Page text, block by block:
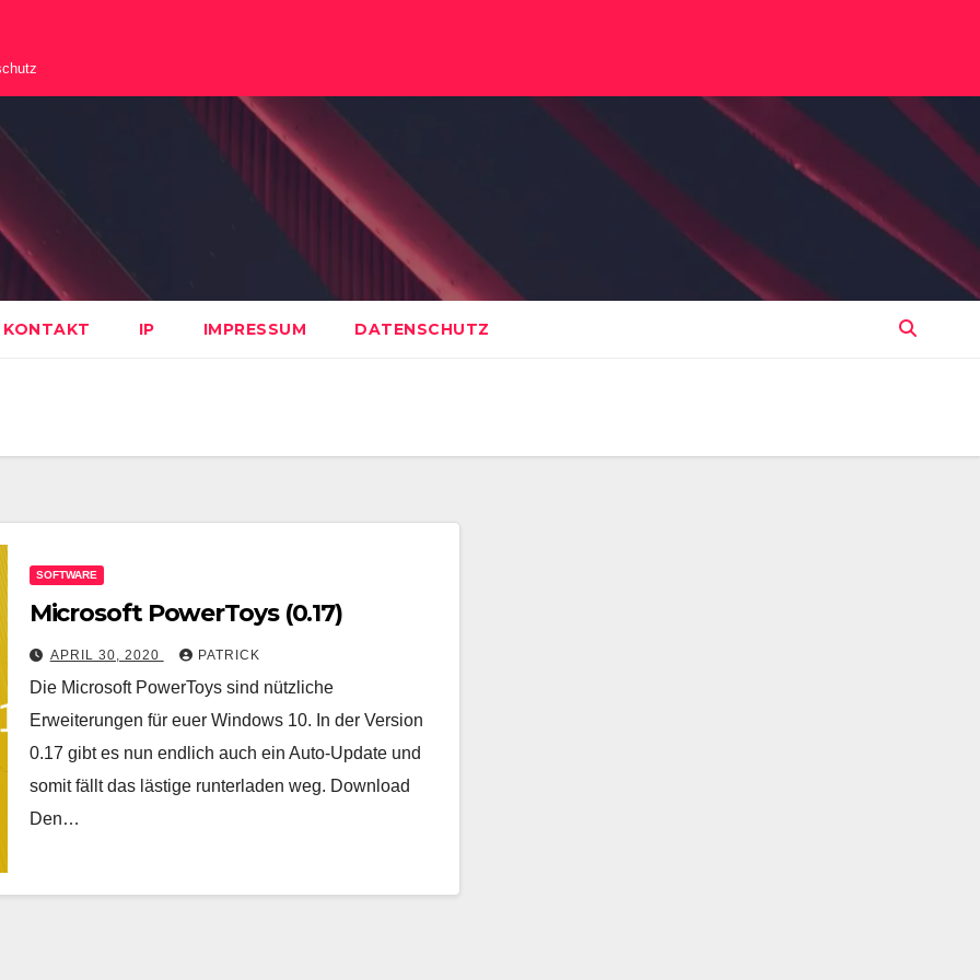
KONTAKT IP IMPRESSUM DATENSCHUTZ
SOFTWARE
Microsoft PowerToys (0.17)
APRIL 30, 2020 PATRICK
Die Microsoft PowerToys sind nützliche
Erweiterungen für euer Windows 10. In der Version
0.17 gibt es nun endlich auch ein Auto-Update und
somit fällt das lästige runterladen weg. Download
Den…